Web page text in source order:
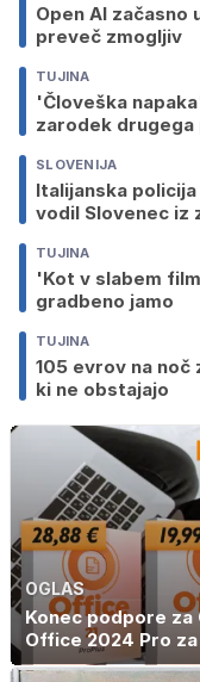
Open AI
preveč zmogljiv
TUJINA
'Človeška
zarodek drugega
SLOVENIJA
Italijanska
vodil Slovenec iz
TUJINA
'Kot v slabem
gradbeno jamo
TUJINA
105 evrov na noč
ki ne obstajajo
OGLAS
Konec podpore za
Office 2024 Pro za